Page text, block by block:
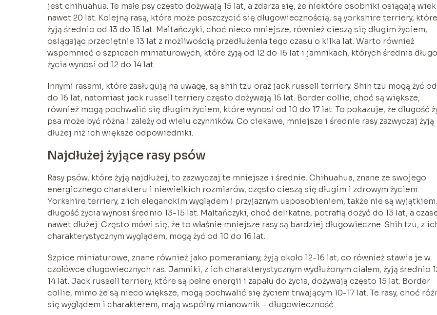
jest chihuahua. Te małe psy często dożywają 15 lat, a zdarza się, że niektóre osobniki osiągają wiek
nawet 20 lat. Kolejną rasą, która może poszczycić się długowiecznością, są yorkshire terriery, które
żyją średnio od 13 do 15 lat. Maltańczyki, choć nieco mniejsze, również cieszą się długim życiem,
osiągając przeciętnie 13 lat z możliwością przedłużenia tego czasu o kilka lat. Warto również
wspomnieć o szpicach miniaturowych, które żyją od 12 do 16 lat i jamnikach, których średnia
życia wynosi od 12 do 14 lat.
Innymi rasami, które zasługują na uwagę, są shih tzu oraz jack russell terriery. Shih tzu mogą żyć
do 16 lat, natomiast jack russell terriery często dożywają 15 lat. Border collie, choć są większe,
również mogą pochwalić się długim życiem, które wynosi od 10 do 17 lat. To pokazuje, że długość
psa może być różna i zależy od wielu czynników. Co ciekawe, mniejsze i średnie rasy zazwyczaj żyją
dłużej niż ich większe odpowiedniki.
Najdłużej żyjące rasy psów
Rasy psów, które żyją najdłużej, to zazwyczaj te mniejsze i średnie. Chihuahua, znane ze swojego
energicznego charakteru i niewielkich rozmiarów, często cieszą się długim i zdrowym życiem.
Yorkshire terriery, z ich eleganckim wyglądem i przyjaznym usposobieniem, także nie są
długość życia wynosi średnio 13-15 lat. Maltańczyki, choć delikatne, potrafią dożyć do 13 lat, a
nawet dłużej. Często mówi się, że to właśnie mniejsze rasy są bardziej długowieczne. Shih tzu, z
charakterystycznym wyglądem, mogą żyć od 10 do 16 lat.
Szpice miniaturowe, znane również jako pomeraniany, żyją około 12-16 lat, co również stawia je w
czołówce długowiecznych ras. Jamniki, z ich charakterystycznym wydłużonym ciałem, żyją średnio
14 lat. Jack russell terriery, które są pełne energii i zapału do życia, dożywają często 15 lat. Border
collie, mimo że są nieco większe, mogą pochwalić się życiem trwającym 10-17 lat. Te rasy, choć
się wyglądem i charakterem, mają wspólny mianownik – długowieczność.